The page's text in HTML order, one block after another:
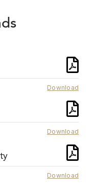
Download
Download
Download